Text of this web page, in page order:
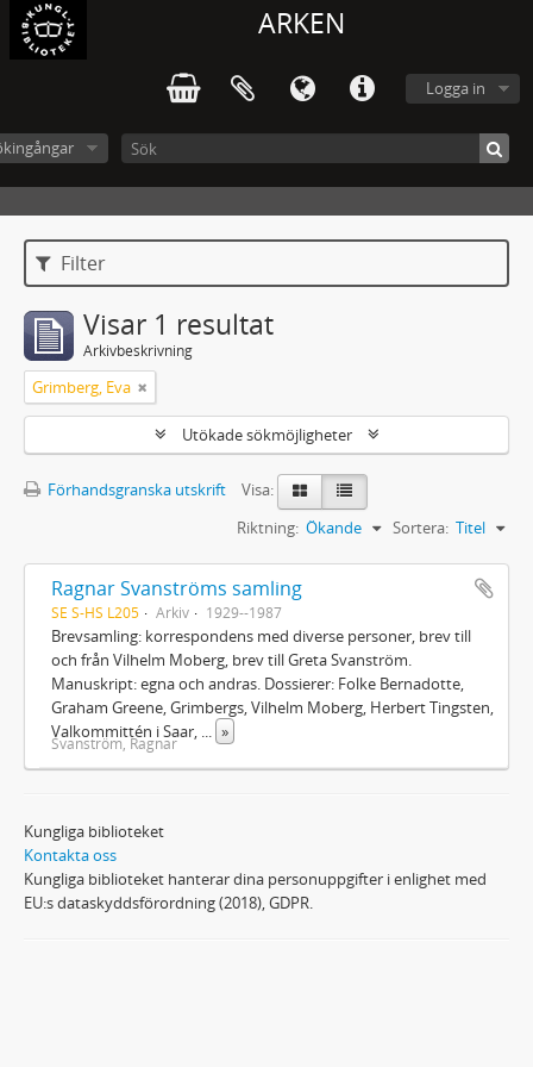
ARKEN
Logga in
Filter
Visar 1 resultat
Arkivbeskrivning
Grimberg, Eva
Utökade sökmöjligheter
Förhandsgranska utskrift
Visa:
Sortera: Titel
Riktning: Ökande
Ragnar Svanströms samling
SE S-HS L205 Arkiv 1929--1987
Brevsamling: korrespondens med diverse personer, brev till
och från Vilhelm Moberg, brev till Greta Svanström.
Manuskript: egna och andras. Dossierer: Folke Bernadotte,
Graham Greene, Grimbergs, Vilhelm Moberg, Herbert Tingsten,
Valkommittén i Saar,
»
Svanström, Ragnar
Kungliga biblioteket
Kontakta oss
Kungliga biblioteket hanterar dina personuppgifter i enlighet med
EU:s dataskyddsförordning (2018), GDPR.